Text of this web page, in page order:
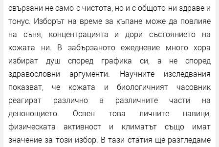
свързани не само с чистота, но и с общото ни здраве и
тонус. Изборът на време за къпане може да повлияе
на съня, концентрацията и дори състоянието на
кожата ни. В забързаното ежедневие много хора
избират душ според графика си, а не според
здравословни аргументи. Научните изследвания
показват, че кожата и биологичният часовник
реагират различно в различните части на
денонощието. Освен това личните навици,
физическата активност и климатът също имат
значение за този избор. В тази статия ще разгледаме